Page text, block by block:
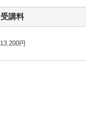
受講料
13,200円